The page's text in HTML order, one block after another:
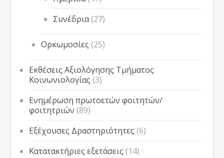
Συνέδρια(27)
Ορκωμοσίες (25)
Εκθέσεις Αξιολόγησης Τμήματος
Κοινωνιολογίας (3)
Ενημέρωση πρωτοετών φοιτητών/
φοιτητριών (89)
Εξέχουσες Δραστηριότητες (6)
Κατατακτήριες εξετάσεις (14)